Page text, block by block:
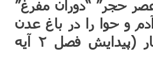
حجر” “دوران مفرغ”
و حوا را در باغ عدن
آفرید و نه در غار (پیدایش فصل ۲ آیه